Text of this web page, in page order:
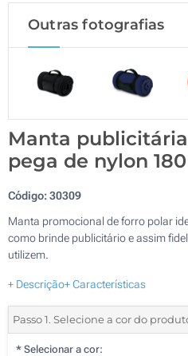
Outras fotografias
Manta
pega de nylon
Código:30309
Manta promocional de forro polar
como brinde publicitário e assim
utilizem.
+ Descrição+ Características
Passo 1. Selecione a cor do
* Selecionar a cor: